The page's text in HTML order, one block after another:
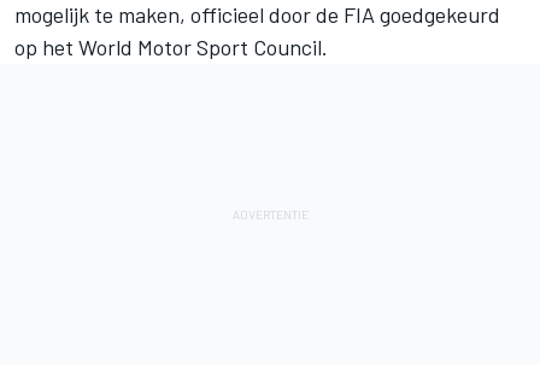
mogelijk te maken, officieel door de FIA goedgekeurd
op het World Motor Sport Council.